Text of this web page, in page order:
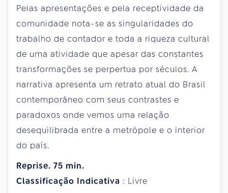
Pelas apresentações e pela receptividade da
comunidade nota-se as singularidades do
trabalho de contador e toda a riqueza cultural
de uma atividade que apesar das constantes
transformações se perpertua por séculos. A
narrativa apresenta um retrato atual do Brasil
contemporâneo com seus contrastes e
paradoxos onde vemos uma relação
desequilibrada entre a metrópole e o interior
do país.
Reprise. 75 min.
Classificação Indicativa : Livre